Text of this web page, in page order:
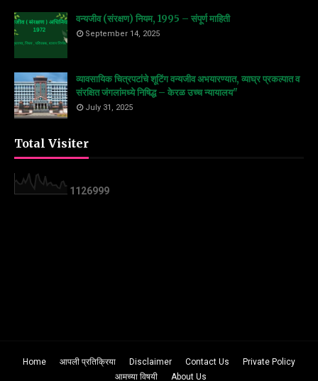
वन्यजीव (संरक्षण) नियम, 1995 – संपूर्ण माहिती
September 14, 2025
व्यावसायिक चित्रपटांचे शूटिंग वन्यजीव अभयारण्यात, व्याघ्र प्रकल्पात व
संरक्षित जंगलांमध्ये निषिद्ध – केरळ उच्च न्यायालय"
July 31, 2025
Total Visiter
1 1 26999
Home आपली प्रतिक्रिया Disclaimer Contact Us
Private Policy
आमच्या विषयी
About Us